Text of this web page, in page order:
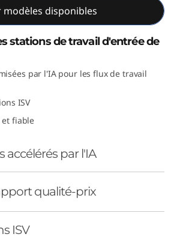
modèles disponibles
stations de travail d'entrée de
par l'IA pour les flux de travail
ISV
et fiable
accélérés par l'IA
qualité-prix
ISV